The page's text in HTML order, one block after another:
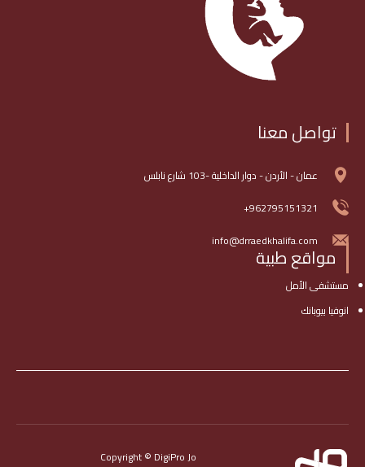
تواصل معنا
عمان - الأردن - دوار الداخلية -103 شارع نابلس
962795151321+
info@drraedkhalifa.com
مواقع طبية
مستشفى الأمل
انوفيا بيوبانك
Copyright © DigiPro Jo